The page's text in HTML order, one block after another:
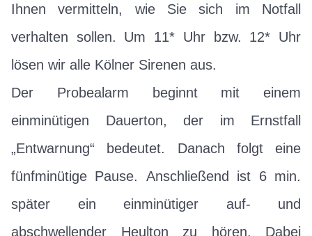
Ihnen vermitteln, wie Sie sich im Notfall
verhalten sollen. Um 11* Uhr bzw. 12* Uhr
lösen wir alle Kölner Sirenen aus.
Der Probealarm beginnt mit einem
einminütigen Dauerton, der im Ernstfall
„Entwarnung“ bedeutet. Danach folgt eine
fünfminütige Pause. Anschließend ist 6 min.
später ein einminütiger auf- und
abschwellender Heulton zu hören. Dabei